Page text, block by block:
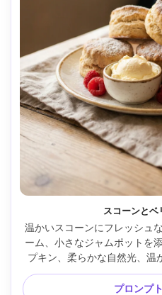
スコーンとベ
温かいスコーンにフレッシュ
ーム、小さなジャムポットを
プキン、柔らかな自然光、温
GFX 50R、63mmレンズ、f/
き入れる色
プロンプ